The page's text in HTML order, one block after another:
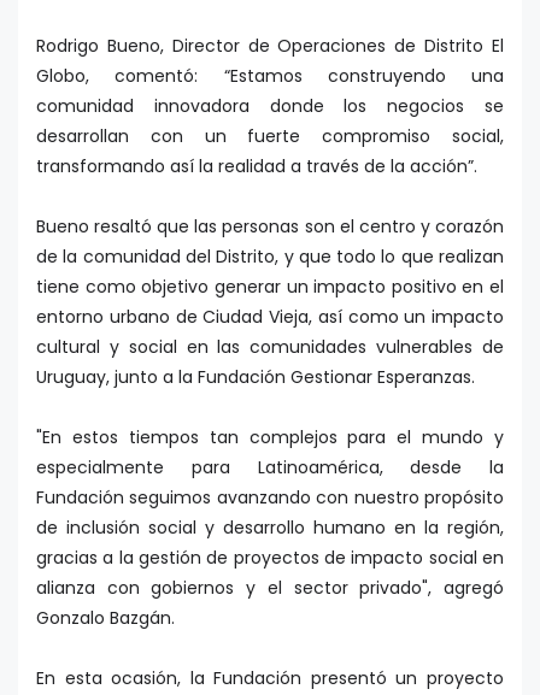
Rodrigo Bueno, Director de Operaciones de Distrito El
Globo, comentó: “Estamos construyendo una
comunidad innovadora donde los negocios se
desarrollan con un fuerte compromiso social,
transformando así la realidad a través de la acción”.
Bueno resaltó que las personas son el centro y corazón
de la comunidad del Distrito, y que todo lo que realizan
tiene como objetivo generar un impacto positivo en el
entorno urbano de Ciudad Vieja, así como un impacto
cultural y social en las comunidades vulnerables de
Uruguay, junto a la Fundación Gestionar Esperanzas.
"En estos tiempos tan complejos para el mundo y
especialmente para Latinoamérica, desde la
Fundación seguimos avanzando con nuestro propósito
de inclusión social y desarrollo humano en la región,
gracias a la gestión de proyectos de impacto social en
alianza con gobiernos y el sector privado", agregó
Gonzalo Bazgán.
En esta ocasión, la Fundación presentó un proyecto